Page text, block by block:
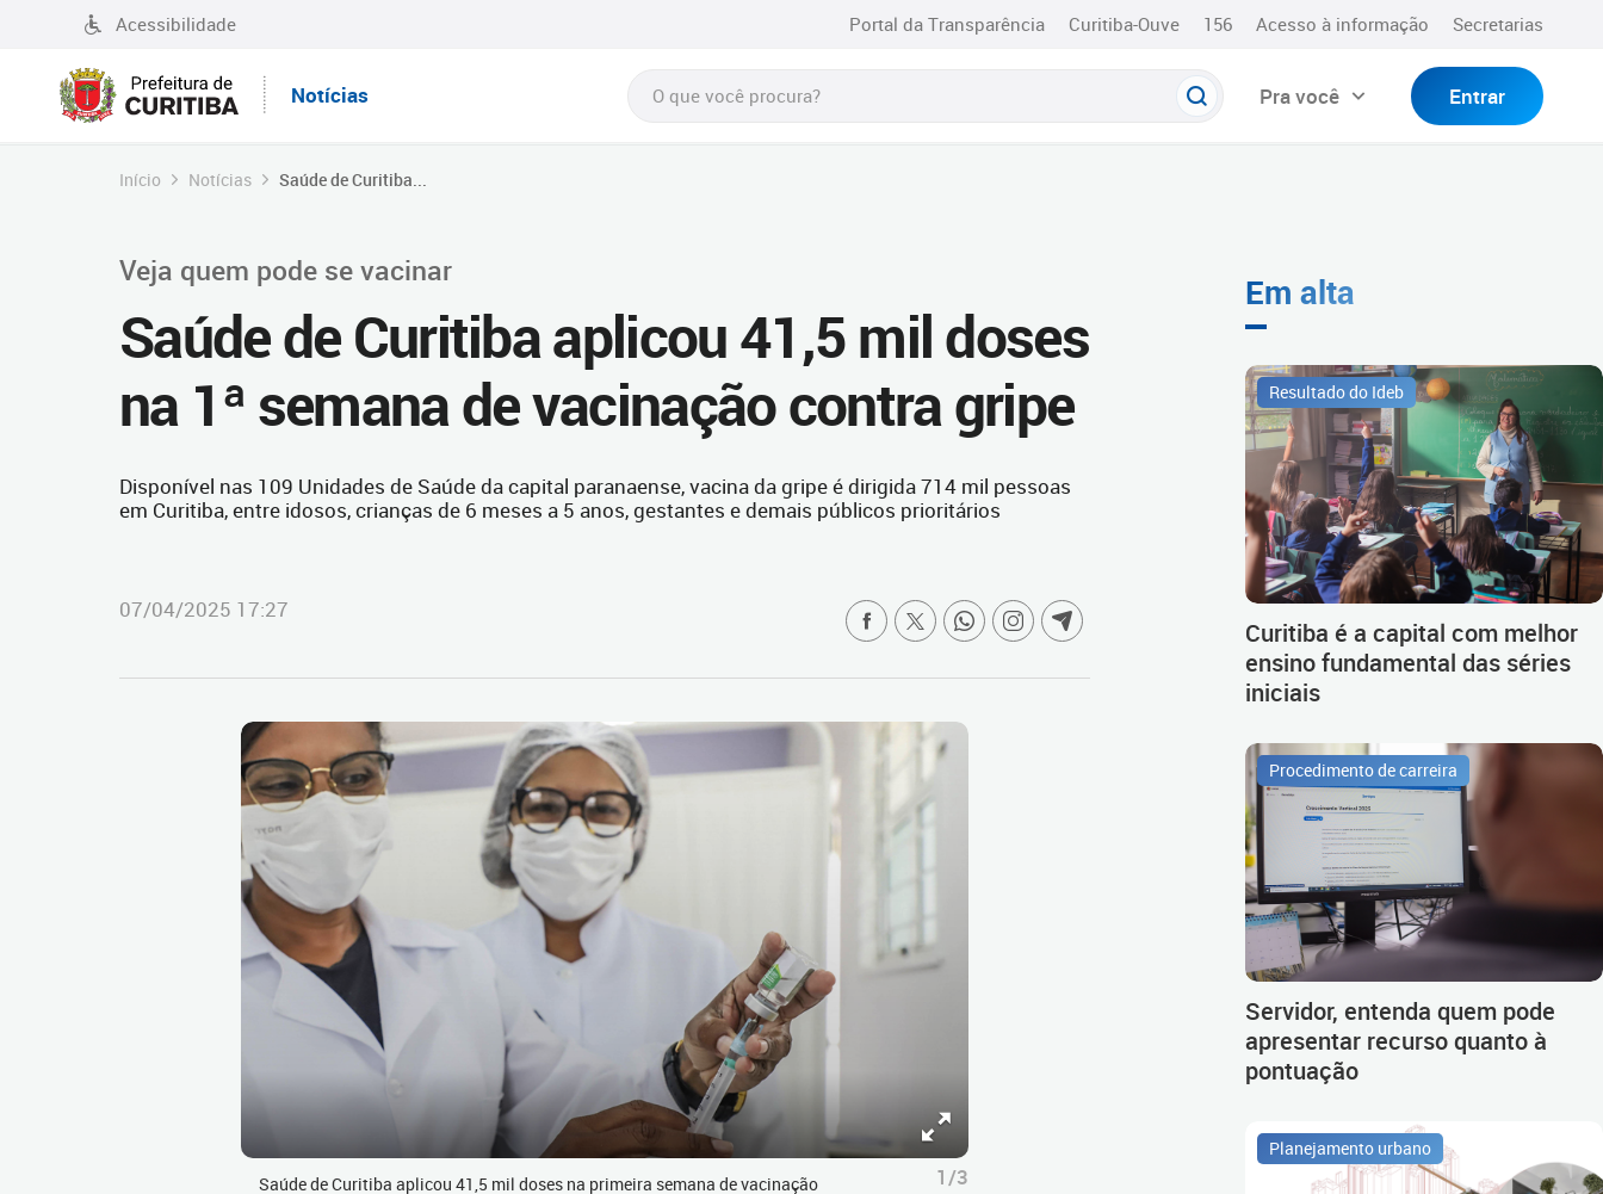
Acessibilidade Portal da Transparência Curitiba-Ouve 156 Acesso à informação Secretarias
Notícias Pra você Entrar
Início Notícias Saúde de Curitiba...
Veja quem pode se vacinar
Saúde de Curitiba aplicou 41,5 mil doses
na 1ª semana de vacinação contra gripe
Disponível nas 109 Unidades de Saúde da capital paranaense, vacina da gripe é dirigida 714 mil pessoas
em Curitiba, entre idosos, crianças de 6 meses a 5 anos, gestantes e demais públicos prioritários
07/04/2025 17:27
Saúde de Curitiba aplicou 41,5 mil doses na primeira semana de vacinação
1/3
Em alta
Resultado do Ideb
Curitiba é a capital com melhor
ensino fundamental das séries
iniciais
Procedimento de carreira
Servidor, entenda quem pode
apresentar recurso quanto à
pontuação
Planejamento urbano